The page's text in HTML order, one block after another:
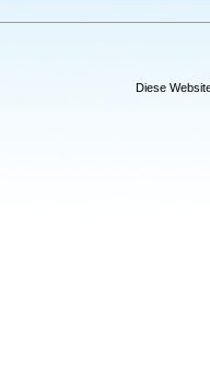
Diese